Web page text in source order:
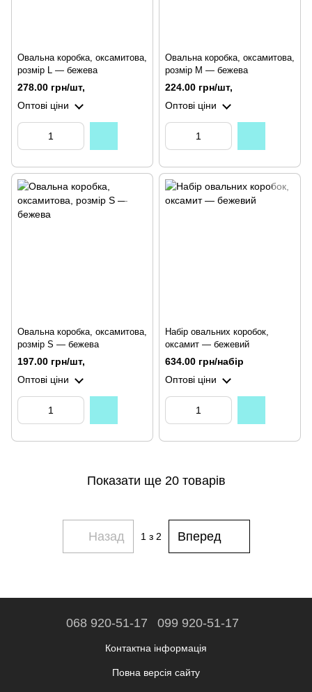
Овальна коробка, оксамитова,
розмір L — бежева
278.00 грн/шт,
Оптові ціни
Овальна коробка, оксамитова,
розмір M — бежева
224.00 грн/шт,
Оптові ціни
Овальна коробка, оксамитова,
розмір S — бежева
197.00 грн/шт,
Оптові ціни
Набір овальних коробок,
оксамит — бежевий
634.00 грн/набір
Оптові ціни
Показати ще 20 товарів
Назад 1з 2 Вперед
068 920-51-17 099 920-51-17
Контактна інформація
Повна версія сайту